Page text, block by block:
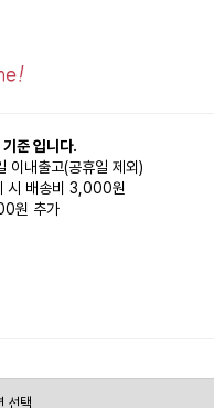
준 입니다.
이내출고(공휴일 제외)
시 배송비 3,000원
원 추가